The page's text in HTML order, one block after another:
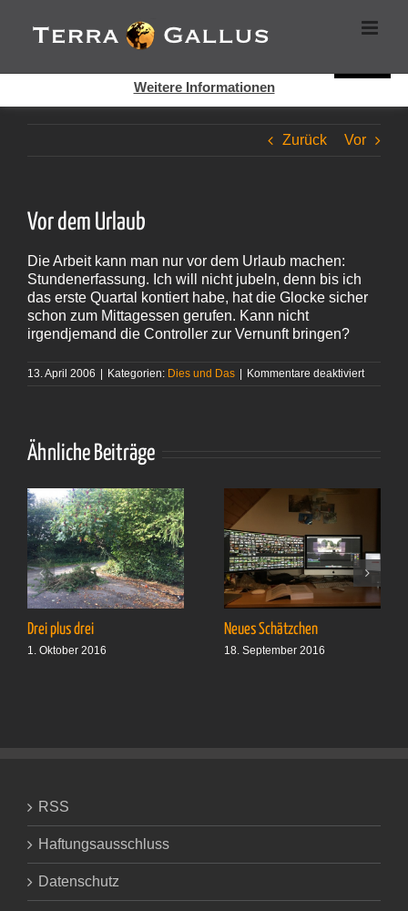
Inhalt
springen
Zurück Vor
Vor dem Urlaub
Die Arbeit kann man nur vor dem Urlaub machen:
Stundenerfassung. Ich will nicht jubeln, denn bis ich
das erste Quartal kontiert habe, hat die Glocke sicher
schon zum Mittagessen gerufen. Kann nicht
irgendjemand die Controller zur Vernunft bringen?
13. April 2006 | Kategorien: Dies und Das | Kommentare deaktiviertfür
Ähnliche Beiträge
Drei plus drei
1. Oktober 2016
Neues Schätzchen
18. September 2016
RSS
Haftungsausschluss
Datenschutz
Cookies helfen auf auf dieser Seite bei der Bereitstellung der
Dienste. Durch die Nutzung dieser Webseite erklären Sie sich
Weitere Informationen